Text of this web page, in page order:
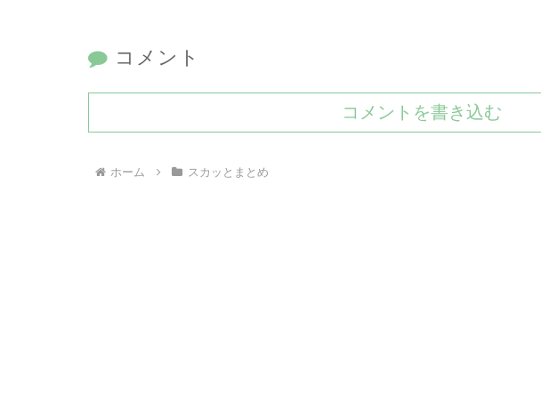
コメント
コメントを書き込む
ホーム スカッとまとめ